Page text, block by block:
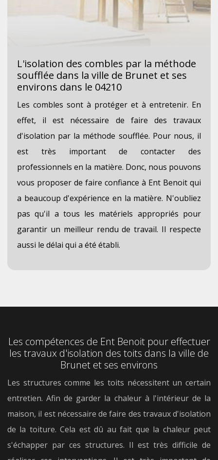
L'isolation des combles par la méthode
soufflée dans la ville de Brunet et ses
environs dans le 04210
Les combles sont à protéger et à entretenir. En
effet, il est nécessaire de faire des travaux
d'isolation par la méthode soufflée. Pour nous, il
est très important de contacter des
professionnels en la matière. Donc, nous pouvons
vous proposer de faire confiance à Ent Benoit qui
a beaucoup d'expérience en la matière. N'oubliez
pas qu'il a tous les matériels appropriés pour
garantir un meilleur rendu de travail. Il respecte
aussi le délai qui a été établi.
Les compétences de Ent Benoit pour effectuer
les travaux d'isolation des toits dans la ville de
Brunet et ses environs
Les structures comme les toits nécessitent un certain
entretien. Afin de garder la chaleur à l'intérieur de la
maison, il est nécessaire de faire des travaux d'isolation
de la toiture. Cela est dû au fait que la chaleur peut
s'échapper par ces structures. Il est très difficile de